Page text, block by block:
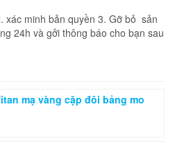
xác minh bản quyền 3. Gỡ bỏ sản
24h và gởi thông báo cho bạn sau
mạ vàng cặp đôi bảng mo